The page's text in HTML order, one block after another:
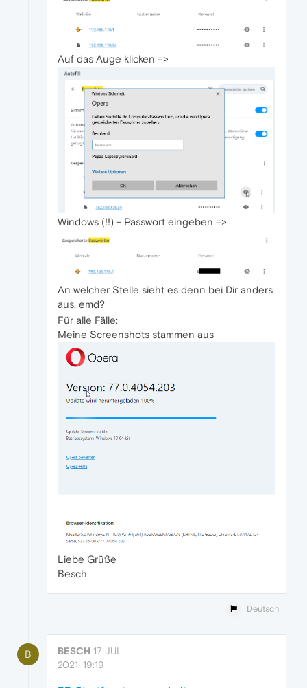
Auf das Auge klicken =>
Windows (!!) - Passwort eingeben =>
An welcher Stelle sieht es denn bei Dir anders
aus, emd?
Für alle Fälle:
Meine Screenshots stammen aus
Liebe Grüße
Besch
Deutsch
B BESCH 17 JUL
2021, 19:19